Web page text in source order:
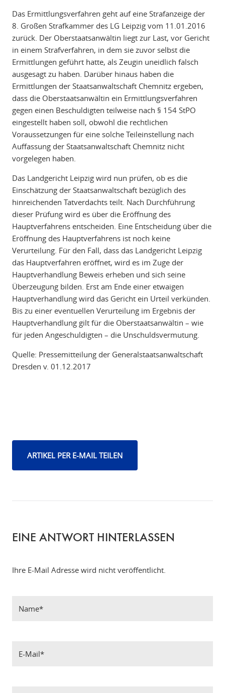
Das Ermittlungsverfahren geht auf eine Strafanzeige der
8. Großen Strafkammer des LG Leipzig vom 11.01.2016
zurück. Der Oberstaatsanwältin liegt zur Last, vor Gericht
in einem Strafverfahren, in dem sie zuvor selbst die
Ermittlungen geführt hatte, als Zeugin uneidlich falsch
ausgesagt zu haben. Darüber hinaus haben die
Ermittlungen der Staatsanwaltschaft Chemnitz ergeben,
dass die Oberstaatsanwältin ein Ermittlungsverfahren
gegen einen Beschuldigten teilweise nach § 154 StPO
eingestellt haben soll, obwohl die rechtlichen
Voraussetzungen für eine solche Teileinstellung nach
Auffassung der Staatsanwaltschaft Chemnitz nicht
vorgelegen haben.
Das Landgericht Leipzig wird nun prüfen, ob es die
Einschätzung der Staatsanwaltschaft bezüglich des
hinreichenden Tatverdachts teilt. Nach Durchführung
dieser Prüfung wird es über die Eröffnung des
Hauptverfahrens entscheiden. Eine Entscheidung über die
Eröffnung des Hauptverfahrens ist noch keine
Verurteilung. Für den Fall, dass das Landgericht Leipzig
das Hauptverfahren eröffnet, wird es im Zuge der
Hauptverhandlung Beweis erheben und sich seine
Überzeugung bilden. Erst am Ende einer etwaigen
Hauptverhandlung wird das Gericht ein Urteil verkünden.
Bis zu einer eventuellen Verurteilung im Ergebnis der
Hauptverhandlung gilt für die Oberstaatsanwältin – wie
für jeden Angeschuldigten – die Unschuldsvermutung.
Quelle: Pressemitteilung der Generalstaatsanwaltschaft
Dresden v. 01.12.2017
ARTIKEL PER E-MAIL TEILEN
EINE ANTWORT HINTERLASSEN
Ihre E-Mail Adresse wird nicht veröffentlicht.